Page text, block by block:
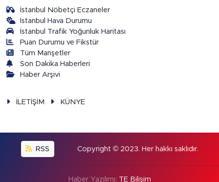
İstanbul Nöbetçi Eczaneler
İstanbul Hava Durumu
İstanbul Trafik Yoğunluk Haritası
Puan Durumu ve Fikstür
Tüm Manşetler
Son Dakika Haberleri
Haber Arşivi
İLETİŞİM KÜNYE
RSS Copyright © 2023. Her hakkı saklıdır.
Haber Yazılımı: TE Bilişim